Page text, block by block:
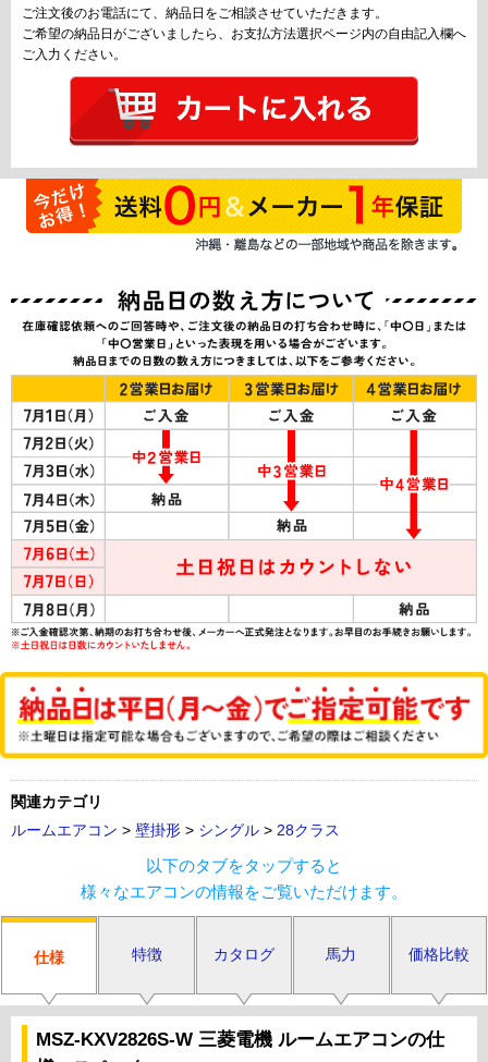
ご注文後のお電話にて、納品日をご相談させていただきます。
ご希望の納品日がございましたら、お支払方法選択ページ内の自由記入欄へ
ご入力ください。
関連カテゴリ
ルームエアコン > 壁掛形 > シングル > 28クラス
以下のタブをタップすると
様々なエアコンの情報をご覧いただけます。
仕様 特徴 カタログ 馬力 価格比較
MSZ-KXV2826S-W 三菱電機 ルームエアコンの仕